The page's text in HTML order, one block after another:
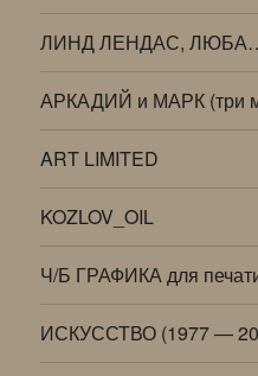
ЛИНД ЛЕНДАС,
АРКАДИЙ и МАРК (три
ART LIMITED
KOZLOV_OIL
Ч/Б ГРАФИКА для
ИСКУССТВО (1977 —